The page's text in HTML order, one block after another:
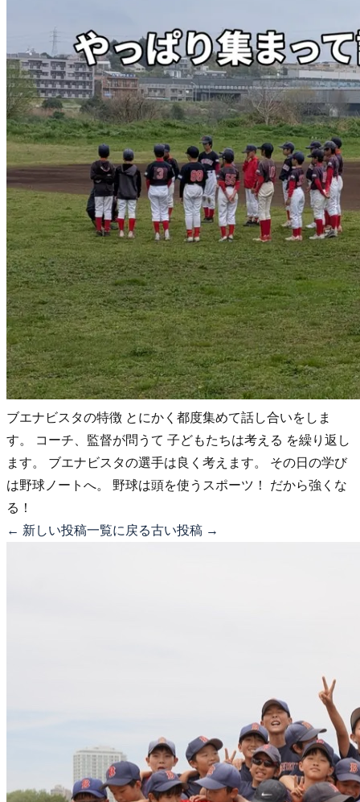
ブエナビスタの特徴 とにかく都度集めて話し合いをしま
す。 コーチ、監督が問うて 子どもたちは考える を繰り返し
ます。 ブエナビスタの選手は良く考えます。 その日の学び
は野球ノートへ。 野球は頭を使うスポーツ！ だから強くな
る！
← 新しい投稿一覧に戻る古い投稿 →